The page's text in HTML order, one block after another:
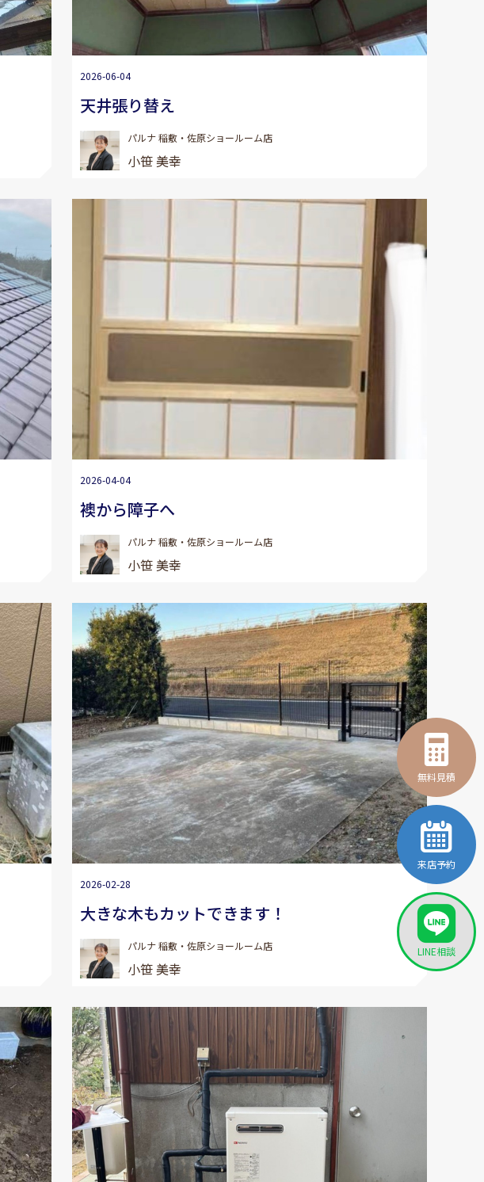
2026-06-04
天井張り替え
パルナ 稲敷・佐原ショールーム店
小笹 美幸
2026-04-04
襖から障子へ
パルナ 稲敷・佐原ショールーム店
小笹 美幸
2026-02-28
大きな木もカットできます！
パルナ 稲敷・佐原ショールーム店
小笹 美幸
無料見積
来店予約
LINE相談